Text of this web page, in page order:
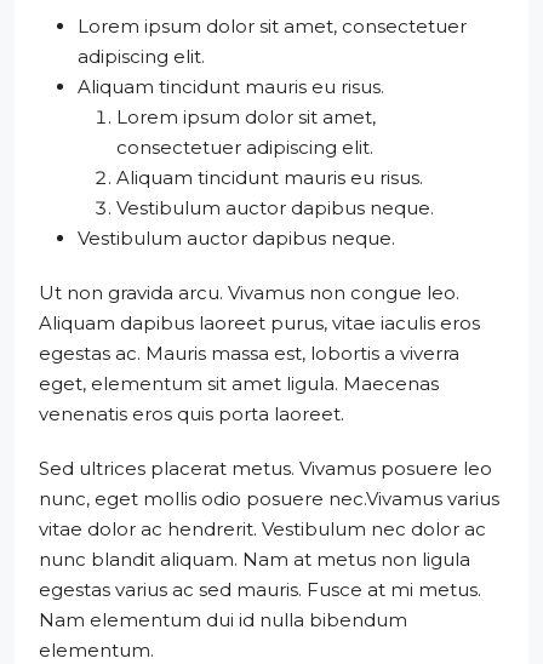
Lorem ipsum dolor sit amet, consectetuer
adipiscing elit.
Aliquam tincidunt mauris eu risus.
Lorem ipsum dolor sit amet,
consectetuer adipiscing elit.
Aliquam tincidunt mauris eu risus.
Vestibulum auctor dapibus neque.
Vestibulum auctor dapibus neque.
Ut non gravida arcu. Vivamus non congue leo.
Aliquam dapibus laoreet purus, vitae iaculis eros
egestas ac. Mauris massa est, lobortis a viverra
eget, elementum sit amet ligula. Maecenas
venenatis eros quis porta laoreet.
Sed ultrices placerat metus. Vivamus posuere leo
nunc, eget mollis odio posuere nec.Vivamus varius
vitae dolor ac hendrerit. Vestibulum nec dolor ac
nunc blandit aliquam. Nam at metus non ligula
egestas varius ac sed mauris. Fusce at mi metus.
Nam elementum dui id nulla bibendum
elementum.